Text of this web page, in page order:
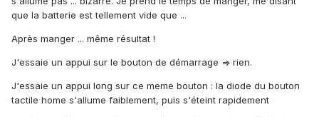
que la batterie est tellement vide que ...
Après manger ... même résultat !
J'essaie un appui sur le bouton de démarrage => rien.
J'essaie un appui long sur ce meme bouton : la diode du bouton
tactile home s'allume faiblement, puis s'éteint rapidement